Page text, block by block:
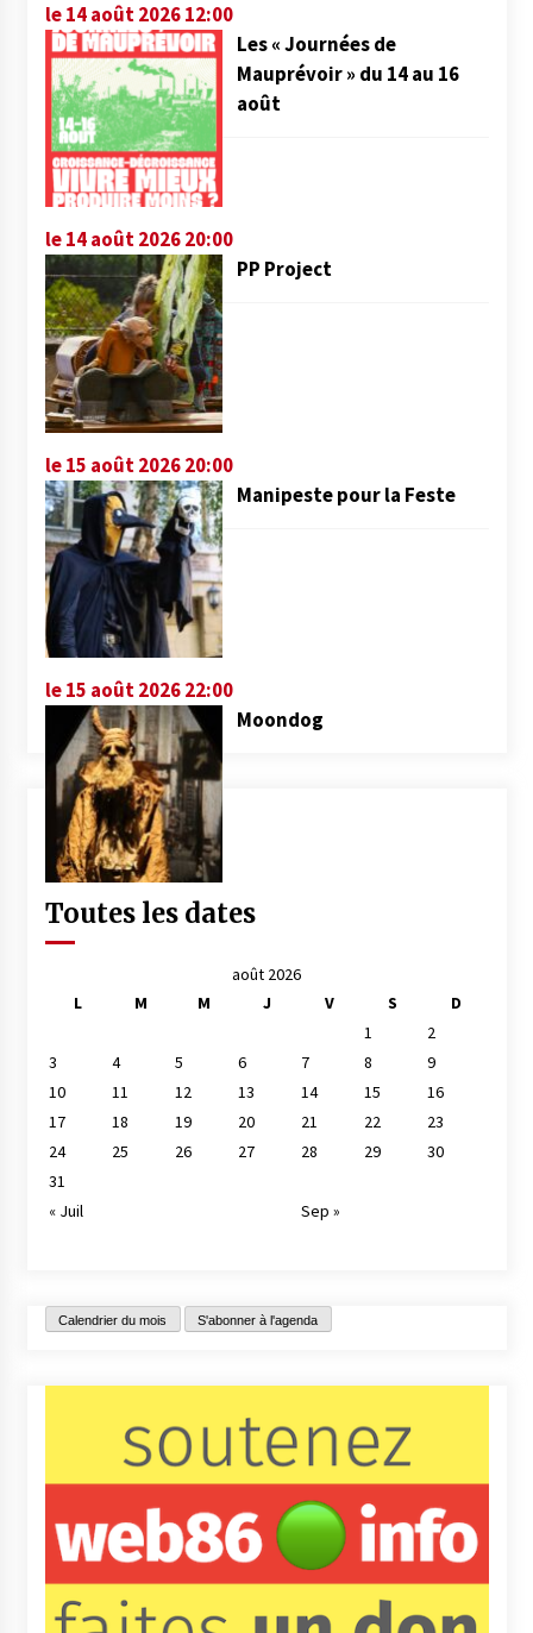
le 14 août 2026 12:00
Les « Journées de
Mauprévoir » du 14 au 16
août
le 14 août 2026 20:00
PP Project
le 15 août 2026 20:00
Manipeste pour la Feste
le 15 août 2026 22:00
Moondog
Toutes les dates
août 2026
L
M M J V S
D
1
2
3
4 5 6 7 8
9
10
11 12 13 14 15
16
17
18 19 20 21 22
23
24
25 26 27 28 29
30
31
« Juil
Sep »
Calendrier du mois S'abonner à l'agenda